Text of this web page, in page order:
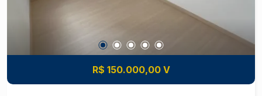
R$ 150.000,00 V